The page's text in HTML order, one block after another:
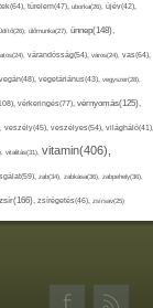
türelem(47), uborka(26), újév(42),
ülőmunka(27), ünnep(148),
várandósság(54), város(24), vas(64),
vegán(48), vegetáriánus(43), vegyszer(28),
vérkeringés(77), vérnyomás(125),
veszély(45), veszélyes(54), világháló(41),
vitalitás(31), vitamin(406),
zab(34), zabkása(36), zabpehely(36),
zsír(166), zsírégetés(46), zsírsav(25)